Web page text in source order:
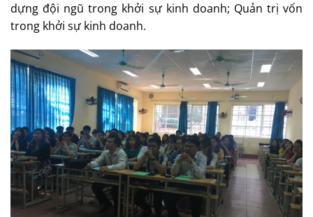
dựng đội ngũ trong khởi sự kinh doanh; Quản trị vốn
trong khởi sự kinh doanh.